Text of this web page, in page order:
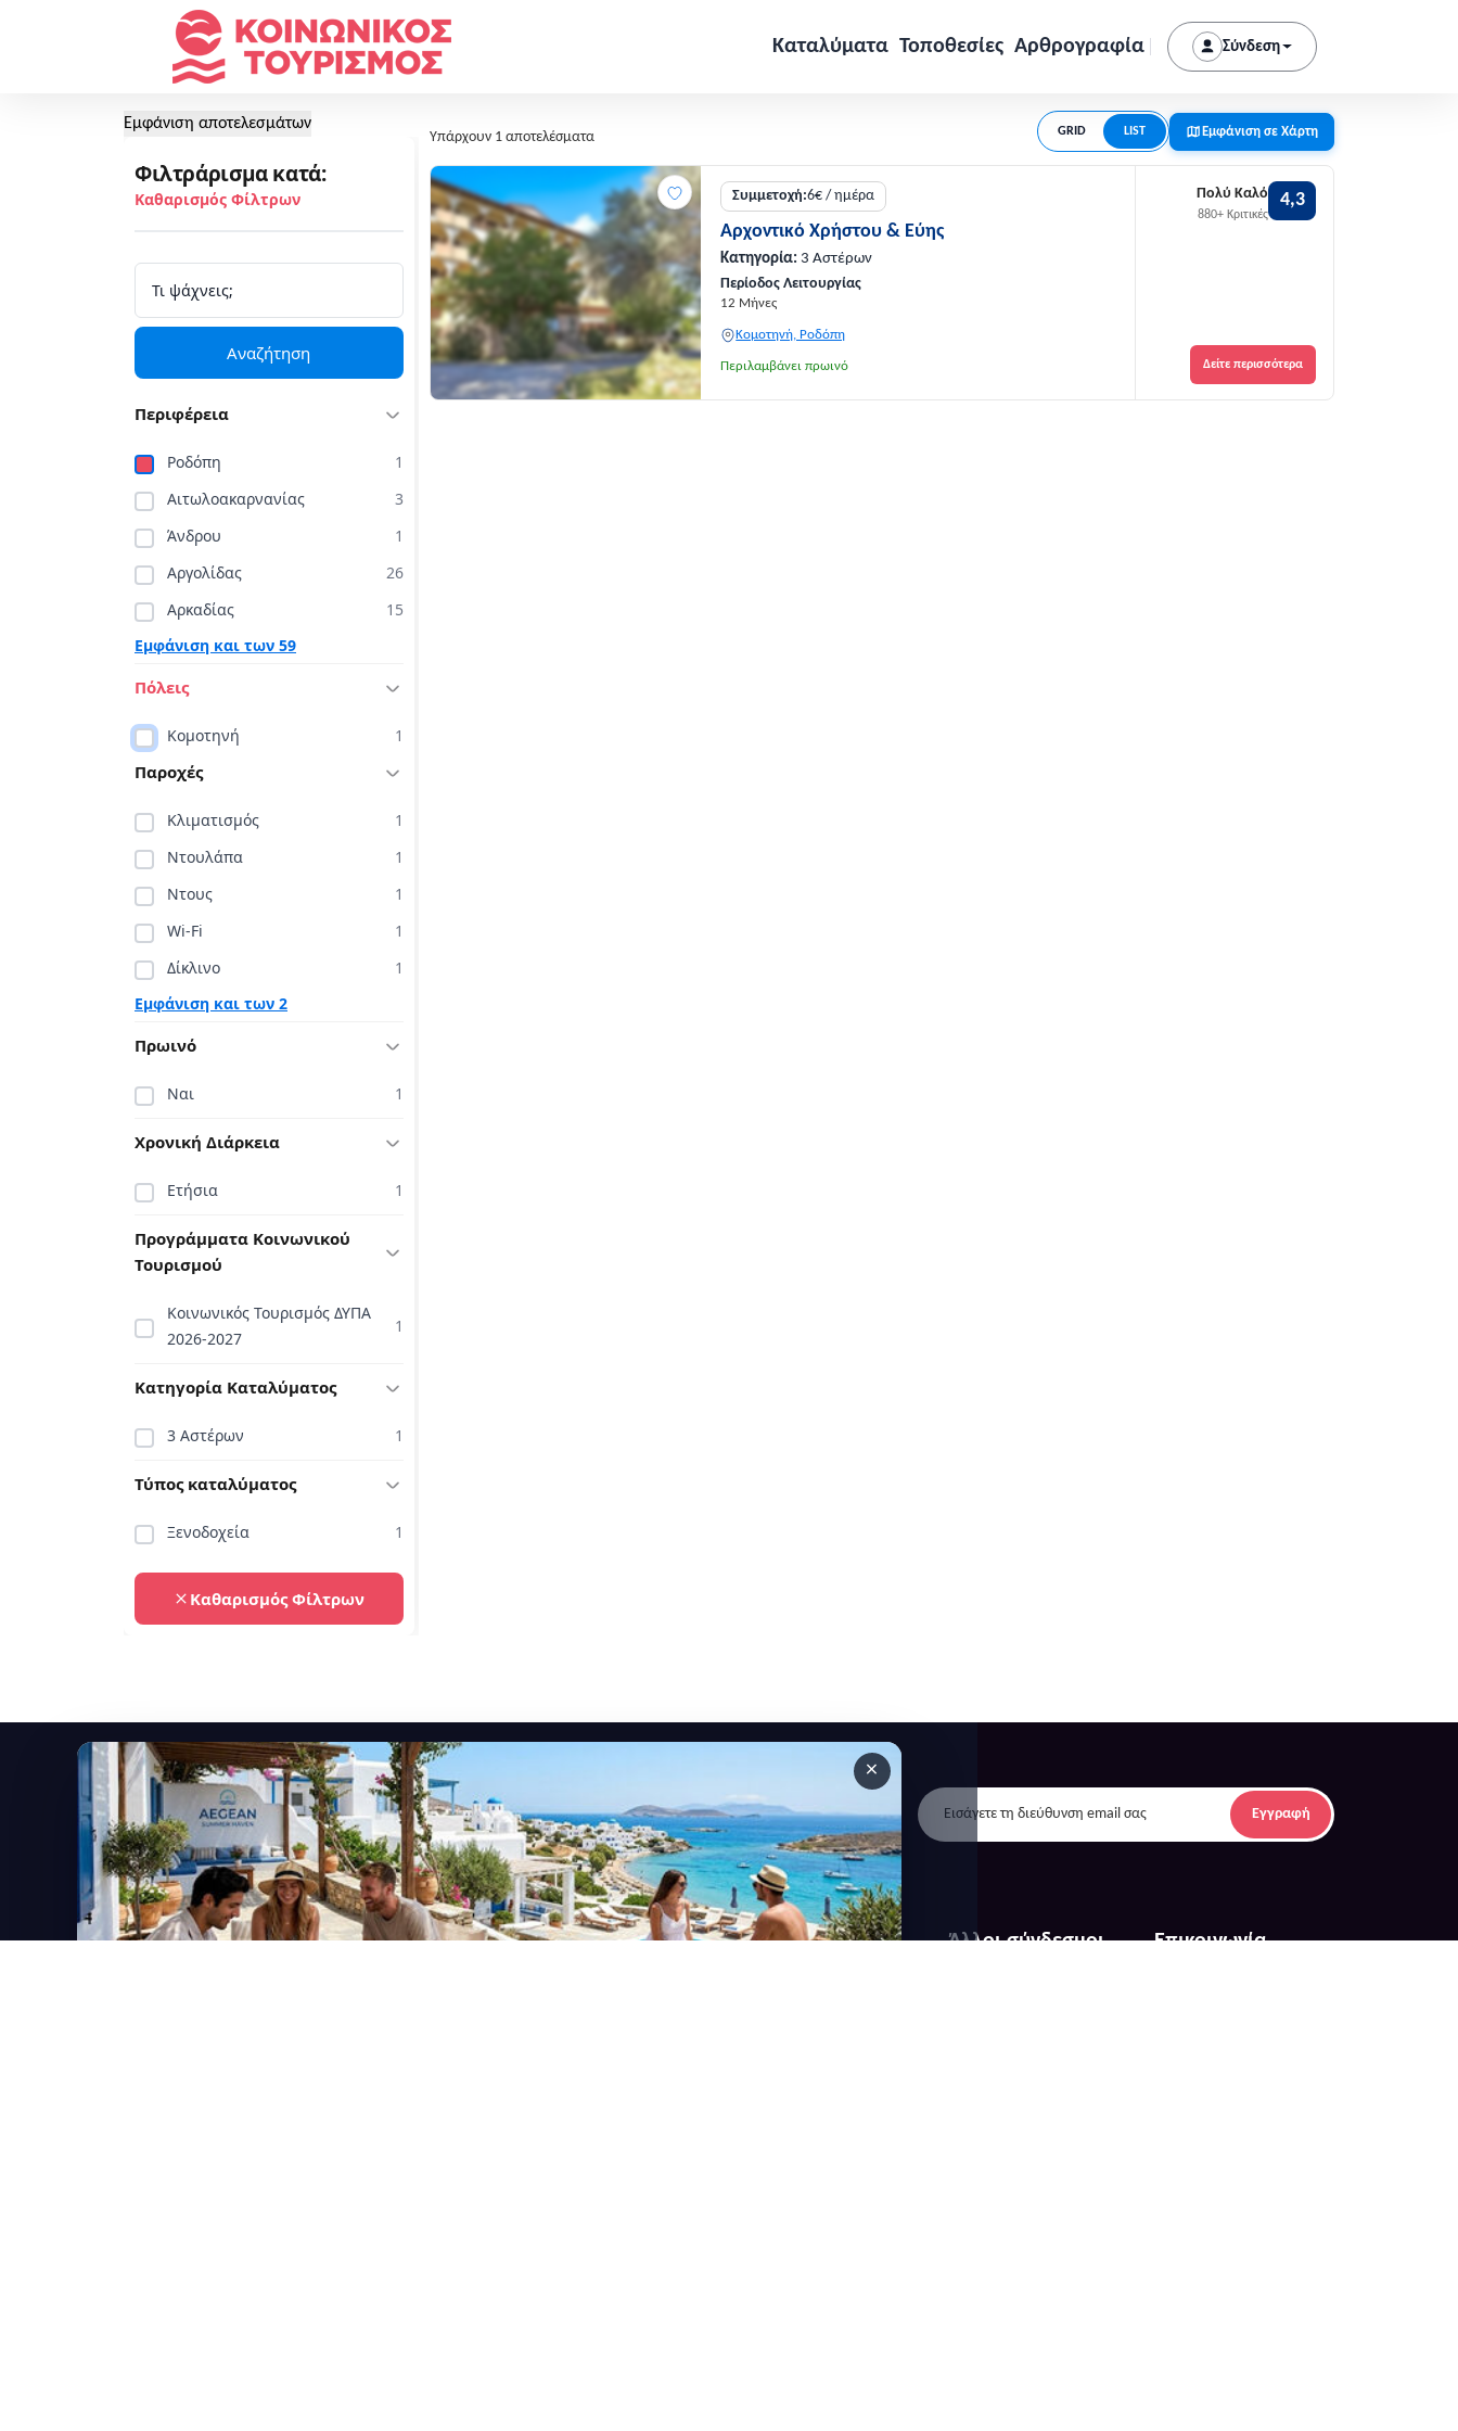
Καταλύματα Τοποθεσίες Αρθρογραφία Σύνδεση
Εμφάνιση αποτελεσμάτων
Φιλτράρισμα κατά:
Καθαρισμός Φίλτρων
Αναζήτηση
Περιφέρεια
Ροδόπη
1
Αιτωλοακαρνανίας
3
Άνδρου
1
Αργολίδας
26
Αρκαδίας
15
Εμφάνιση και των 59
Πόλεις
Κομοτηνή 1
Παροχές
Κλιματισμός
1
Ντουλάπα
1
Ντους
1
Wi-Fi
1
Δίκλινο
1
Εμφάνιση και των 2
Πρωινό
Ναι 1
Χρονική Διάρκεια
Ετήσια 1
Προγράμματα Κοινωνικού
Τουρισμού
Κοινωνικός Τουρισμός ΔΥΠΑ
2026-2027
1
Κατηγορία Καταλύματος
3 Αστέρων 1
Τύπος καταλύματος
Ξενοδοχεία 1
Καθαρισμός Φίλτρων
Υπάρχουν 1 αποτελέσματα GRID LIST Εμφάνιση σε Χάρτη
Συμμετοχή:6€ / ημέρα
Αρχοντικό Χρήστου & Εύης
Κατηγορία: 3 Αστέρων
Περίοδος Λειτουργίας
12 Μήνες
Κομοτηνή, Ροδόπη
Περιλαμβάνει πρωινό
Πολύ Καλό
880+ Κριτικές
4,3
Δείτε περισσότερα
×
Εγγραφείτε στο newsletter μας
Μείνετε ενημερωμένοι με τις τελευταίες ειδήσεις, ανακοινώσεις και άρθρα.
Εγγραφή
Γρήγοροι
Κατηγορίες Άλλοι σύνδεσμοι Επικοινωνία